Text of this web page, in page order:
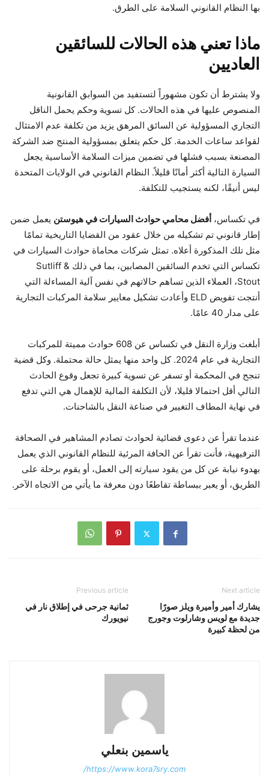
بها النظام القانوني السلامة على الطرق.
ماذا تعني هذه الحالات للسائقين
العاديين
ولا يشترط أن تكون مشهوراً لتستفيد من السوابق القانونية
المنصوص عليها في هذه الحالات. كل تسوية وحكم يحمل الناقل
التجاري المسؤولية عن السائق المرهق يزيد من تكلفة عدم الامتثال
لقواعد ساعات الخدمة. كل حكم يتعلق بمسؤولية المنتج ضد الشركة
المصنعة بسبب فشلها في تضمين ميزات السلامة الأساسية يجعل
السيارة التالية أكثر أمانًا قليلاً. النظام القانوني في الولايات المتحدة
ليس أنيقًا، لكنه يستجيب للتكلفة.
في تكساس، أفضل محامي حوادث السيارات في هيوستن يعمل ضمن
إطار قانوني تم تشكيله من خلال عقود من القضايا التاريخية تمامًا
مثل تلك المذكورة أعلاه. تمثل شركات محاماة حوادث السيارات في
تكساس التي تخدم السائقين المصابين، بما في ذلك Sutliff &
Stout، العملاء الذين تساهم حالاتهم في نفس آلية المساءلة التي
أنتجت تفويض ELD وأعادت تشكيل معايير سلامة المركبات التجارية
على مدار 40 عامًا.
أبلغت وزارة النقل في تكساس عن 608 حوادث مميتة للمركبات
التجارية في عام 2024. كل واحد منها يمثل حالة محتملة. وكل قضية
تنجح في المحكمة أو تسفر عن تسوية كبيرة تجعل وقوع الحادث
التالي أقل احتمالا قليلا، لأن التكلفة المالية للإهمال هي التي تدفع
في نهاية المطاف التغيير في صناعة النقل بالشاحنات.
عندما تقرأ عن دعوى قضائية لحوادث تصادم المشاهير في الصحافة
الترفيهية، فأنت تقرأ عن الحافة المرئية للنظام القانوني الذي يعمل
بهدوء نيابة عن كل من يقود سيارته إلى العمل، أو يقوم برحلة على
الطريق، أو يعبر ببساطة تقاطعًا دون معرفة ما يأتي من الاتجاه الآخر.
Previous article
ثمانية جرحى في إطلاق نار في
نيويورك
Next article
يشارك أمير وأميرة ويلز صورًا
جديدة مع لويس وشارلوت وجورج
من لحظة كبيرة
ياسمين بنعلي
https://www.kora7sry.com/